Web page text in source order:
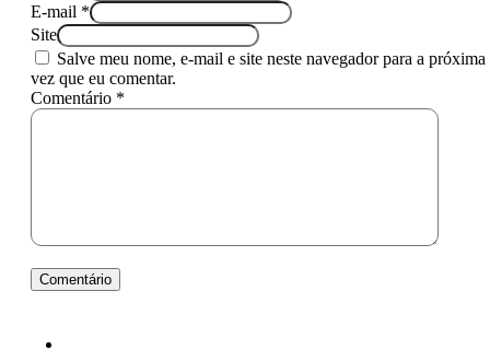
E-mail *
Site
Salve meu nome, e-mail e site neste navegador para a próxima
vez que eu comentar.
Comentário *